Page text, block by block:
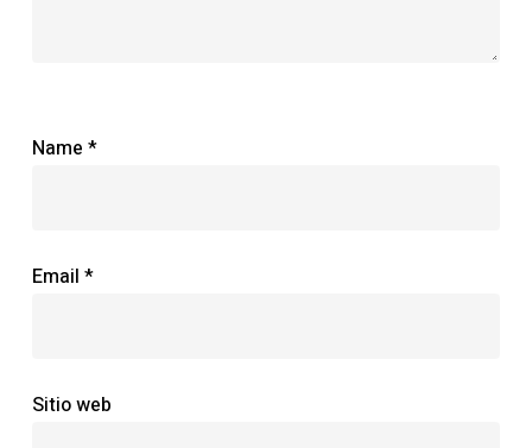
Name *
Email *
Sitio web